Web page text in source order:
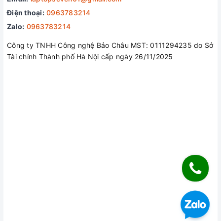
Phần mềm âm thanh DTS:X® Ultra tái tạo âm thanh 3D và
Điện thoại: 0963783214
Zalo: 0963783214
Công ty TNHH Công nghệ Bảo Châu MST: 0111294235 do Sở
Tài chính Thành phố Hà Nội cấp ngày 26/11/2025